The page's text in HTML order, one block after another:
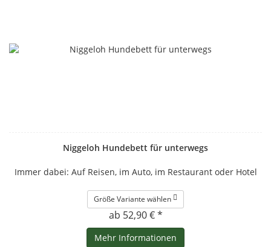
Niggeloh Hundebett für unterwegs
Immer dabei: Auf Reisen, im Auto, im Restaurant oder Hotel
Größe Variante wählen
ab 52,90 € *
Mehr Informationen